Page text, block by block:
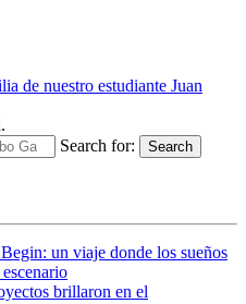
de nuestro estudiante Juan
Search for:
Search
un viaje donde los sueños
brillaron en el